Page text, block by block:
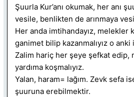
Şuurla Kur’anı okumak, her anı
vesile, benlikten de arınmaya
Her anda imtihandayız, melekler
ganimet bilip kazanmalıyız o anki
Zalim hariç her şeye şefkat edip,
yardıma koşmalıyız.
Yalan, haram= lağım. Zevk sefa
şuuruna erebilmektir.